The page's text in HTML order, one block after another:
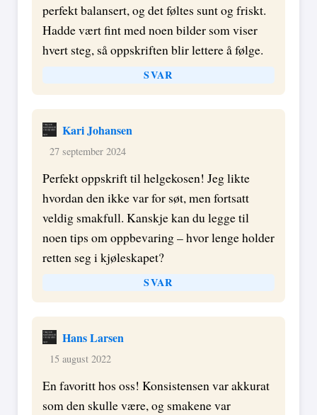
perfekt balansert, og det føltes sunt og friskt.
Hadde vært fint med noen bilder som viser
hvert steg, så oppskriften blir lettere å følge.
SVAR
Kari Johansen
27 september 2024
Perfekt oppskrift til helgekosen! Jeg likte
hvordan den ikke var for søt, men fortsatt
veldig smakfull. Kanskje kan du legge til
noen tips om oppbevaring – hvor lenge holder
retten seg i kjøleskapet?
SVAR
Hans Larsen
15 august 2022
En favoritt hos oss! Konsistensen var akkurat
som den skulle være, og smakene var